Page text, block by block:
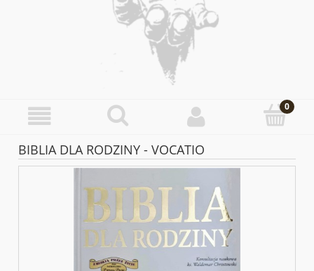
BIBLIA DLA RODZINY - VOCATIO